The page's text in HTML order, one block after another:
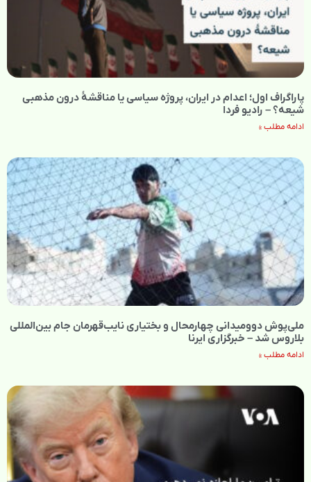
پاراگراف اول؛ اعدام در ایران، پروژه سیاسی یا مناقشهٔ درون مذهبی
شیعه؟ – رادیو فردا
ادامه مطلب »
ملی‌پوش دوومیدانی چهارمحال و بختیاری نایب‌قهرمان جام بین‌المللی
بلاروس شد – خبرگزاری ایرنا
ادامه مطلب »